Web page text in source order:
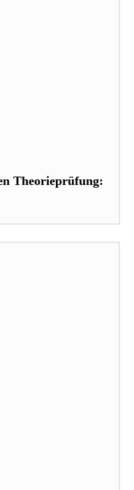
Theorieprüfung: